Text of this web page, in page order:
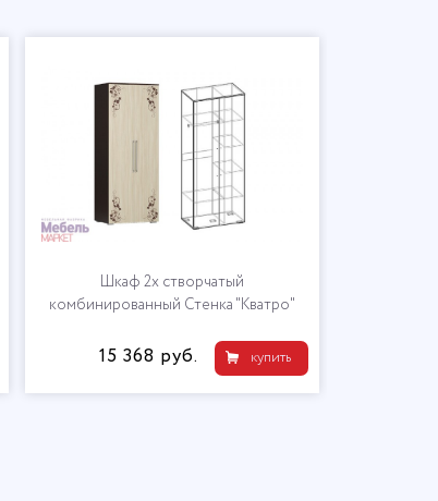
Шкаф 2х створчатый
комбинированный Стенка "Кватро"
купить
15 368 руб.